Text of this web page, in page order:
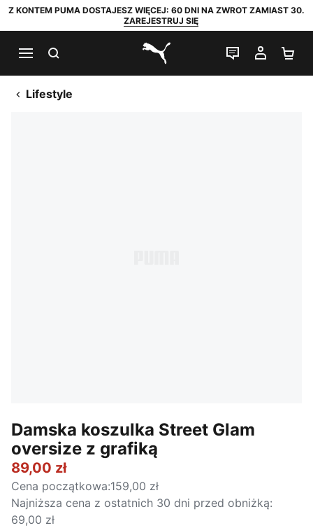
Z KONTEM PUMA DOSTAJESZ WIĘCEJ: 60 DNI NA ZWROT ZAMIAST 30.
ZAREJESTRUJ SIĘ
PUMA.com
CZAT NA
MOJE
Lifestyle
Damska koszulka Street Glam
oversize z grafiką
89,00 zł
Cena początkowa:159,00 zł
Najniższa cena z ostatnich 30 dni przed obniżką:
69,00 zł